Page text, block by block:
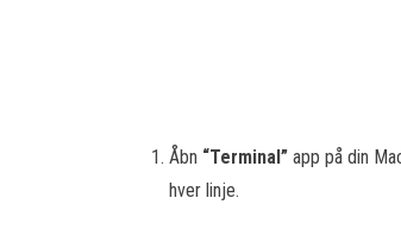
Åbn “Terminal” app på din
hver linje.